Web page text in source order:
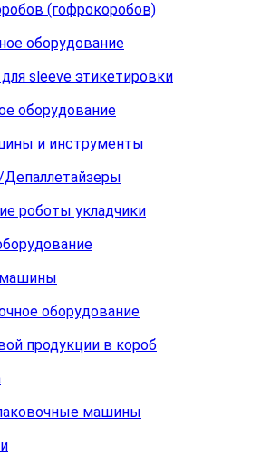
(гофрокоробов)
оборудование
sleeve этикетировки
оборудование
и инструменты
роботы укладчики
оборудование
продукции в короб
машины